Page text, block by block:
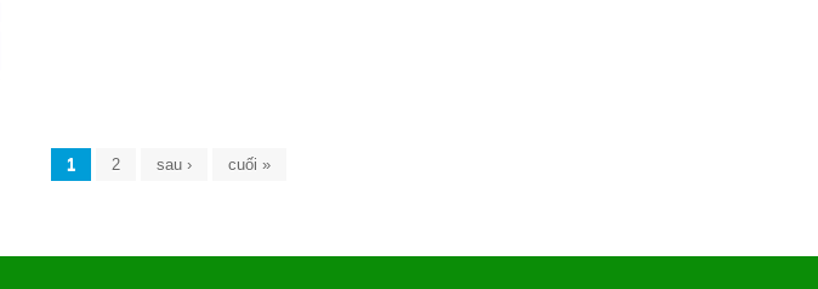
1 2 sau › cuối »